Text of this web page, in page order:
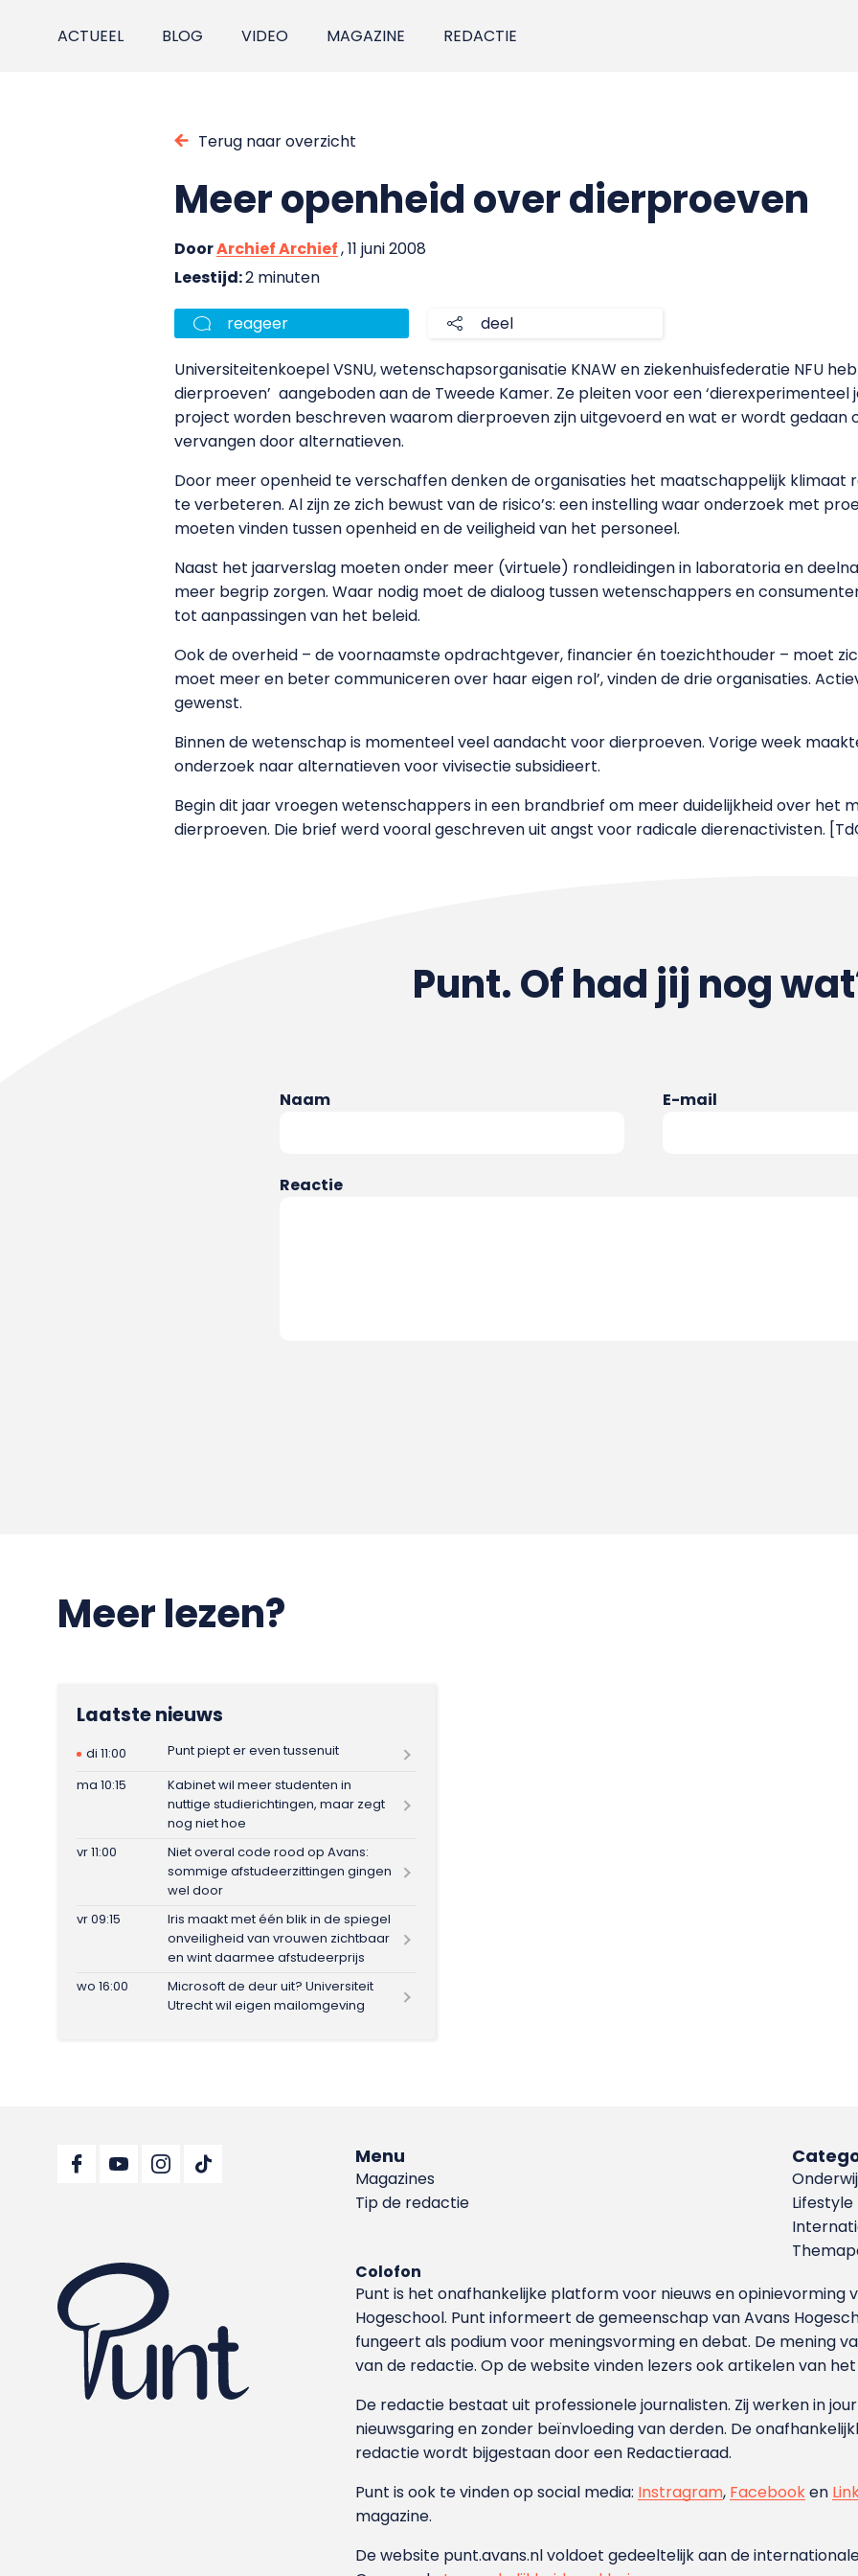
ACTUEEL BLOG VIDEO MAGAZINE REDACTIE
Terug naar overzicht
Meer openheid over dierproeven
DoorArchief Archief, 11 juni 2008
Leestijd:2 minuten
reageer deel
Universiteitenkoepel VSNU, wetenschapsorganisatie KNAW en ziekenhuisfederatie NFU
dierproeven’ aangeboden aan de Tweede Kamer. Ze pleiten voor een ‘dierexperimenteel
project worden beschreven waarom dierproeven zijn uitgevoerd en wat er wordt gedaan
vervangen door alternatieven.
Door meer openheid te verschaffen denken de organisaties het maatschappelijk klimaat
te verbeteren. Al zijn ze zich bewust van de risico’s: een instelling waar onderzoek met
moeten vinden tussen openheid en de veiligheid van het personeel.
Naast het jaarverslag moeten onder meer (virtuele) rondleidingen in laboratoria en
meer begrip zorgen. Waar nodig moet de dialoog tussen wetenschappers en
tot aanpassingen van het beleid.
Ook de overheid – de voornaamste opdrachtgever, financier én toezichthouder – moet
moet meer en beter communiceren over haar eigen rol’, vinden de drie organisaties.
gewenst.
Binnen de wetenschap is momenteel veel aandacht voor dierproeven. Vorige week
onderzoek naar alternatieven voorvivisectie subsidieert.
Begin dit jaar vroegen wetenschappers in een brandbrief om meer duidelijkheid over het
dierproeven. Die brief werd vooral geschreven uit angst voor radicale dierenactivisten.
Punt. Of had jij nog
Naam E-mail
Reactie
Meer lezen?
Laatste nieuws
di 11:00
Punt piept er even tussenuit
ma 10:15
Kabinet wil meer studenten in
nuttige studierichtingen, maar zegt
nog niet hoe
vr 11:00
Niet overal code rood op Avans:
sommige afstudeerzittingen gingen
wel door
vr 09:15
Iris maakt met één blik in de spiegel
onveiligheid van vrouwen zichtbaar
en wint daarmee afstudeerprijs
wo 16:00
Microsoft de deur uit? Universiteit
Utrecht wil eigen mailomgeving
Menu
Magazines
Tip de redactie
Lifestyle
Colofon
Punt is het onafhankelijke platform voor nieuws en
Hoge­school. Punt informeert de gemeenschap van Avans
fungeert als podium voor meningsvorming en debat. De mening
van de redactie. Op de website vinden lezers ook artikelen van
De redactie bestaat uit professionele journalisten. Zij werken in
nieuwsgaring en zonder beïnvloeding van derden. De
redactie wordt bijgestaan door een Redactieraad.
Punt is ook te vinden op social media: Instragram, Facebooken
magazine.
De website punt.avans.nl voldoet gedeeltelijk aan de